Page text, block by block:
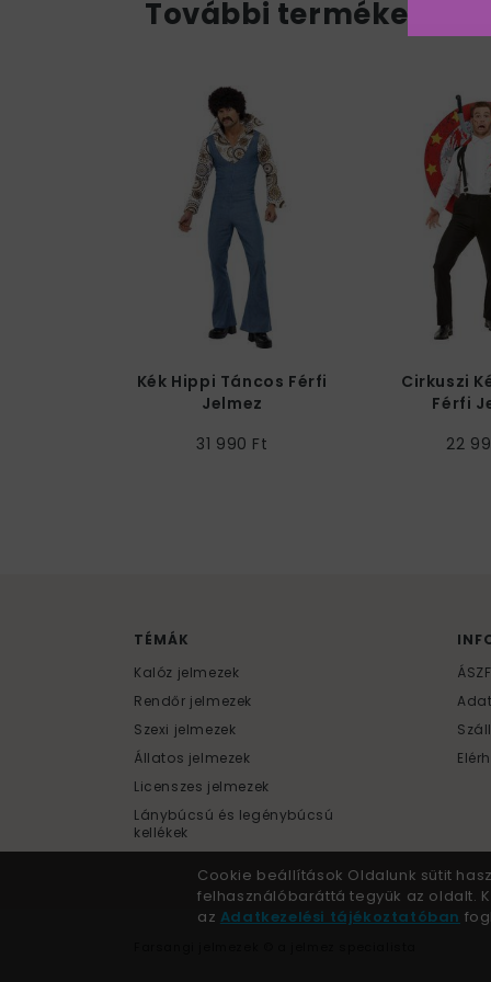
További termékek a
Kék Hippi Táncos Férfi
Jelmez
31 990 Ft
Cirkuszi
Férfi
22
TÉMÁK
Kalóz jelmezek
Rendőr jelmezek
Szexi jelmezek
Állatos jelmezek
Licenszes jelmezek
Lánybúcsú és legénybúcsú
kellékek
ÁSZF
Cookie beállítások Oldalunk sütit
felhasználóbaráttá tegyük az oldalt.
az Adatkezelési tájékoztatóban